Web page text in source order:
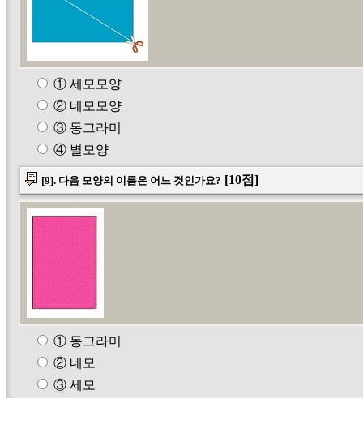
① 세모모양
② 네모모양
③ 동그라미
④ 별모양
[9]. 다음 모양의 이름은 어느 것인가요? [10점]
① 동그라미
② 네모
③ 세모